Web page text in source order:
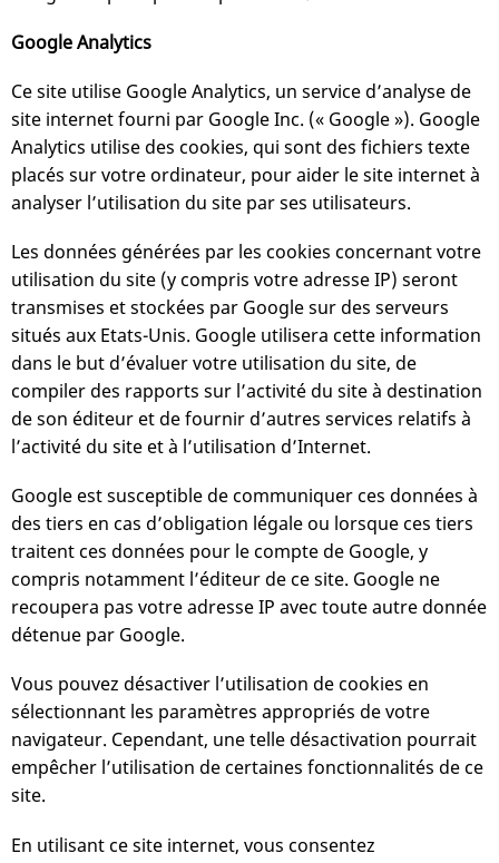
Google Analytics
Ce site utilise Google Analytics, un service d’analyse de
site internet fourni par Google Inc. (« Google »). Google
Analytics utilise des cookies, qui sont des fichiers texte
placés sur votre ordinateur, pour aider le site internet à
analyser l’utilisation du site par ses utilisateurs.
Les données générées par les cookies concernant votre
utilisation du site (y compris votre adresse IP) seront
transmises et stockées par Google sur des serveurs
situés aux Etats-Unis. Google utilisera cette information
dans le but d’évaluer votre utilisation du site, de
compiler des rapports sur l’activité du site à destination
de son éditeur et de fournir d’autres services relatifs à
l’activité du site et à l’utilisation d’Internet.
Google est susceptible de communiquer ces données à
des tiers en cas d’obligation légale ou lorsque ces tiers
traitent ces données pour le compte de Google, y
compris notamment l’éditeur de ce site. Google ne
recoupera pas votre adresse IP avec toute autre donnée
détenue par Google.
Vous pouvez désactiver l’utilisation de cookies en
sélectionnant les paramètres appropriés de votre
navigateur. Cependant, une telle désactivation pourrait
empêcher l’utilisation de certaines fonctionnalités de ce
site.
En utilisant ce site internet, vous consentez